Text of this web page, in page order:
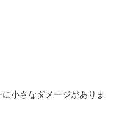
小さなダメージがありま